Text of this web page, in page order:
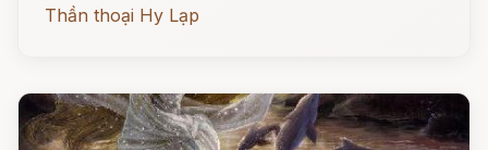
Thần thoại Hy Lạp